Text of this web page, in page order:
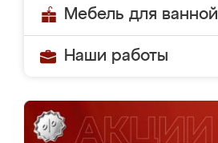
Мебель для ванной
Наши работы